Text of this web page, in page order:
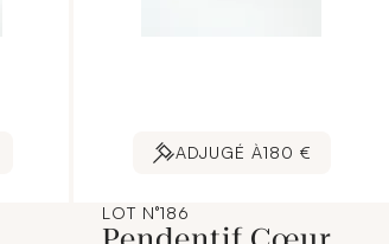
ADJUGÉ À180 €
LOT N°186